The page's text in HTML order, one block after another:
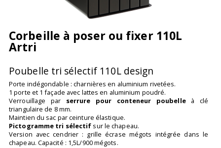
Corbeille à poser ou fixer 110L
Artri
Poubelle tri sélectif 110L design
Porte indégondable : charnières en aluminium rivetées.
1 porte et 1 façade avec lattes en aluminium poudré.
Verrouillage par serrure pour conteneur poubelleà clé
triangulaire de 8 mm.
Maintien du sac par ceinture élastique.
Pictogramme tri sélectif sur le chapeau.
Version avec cendrier : grille écrase mégots intégrée dans le
chapeau. Capacité : 1,5L/900 mégots.